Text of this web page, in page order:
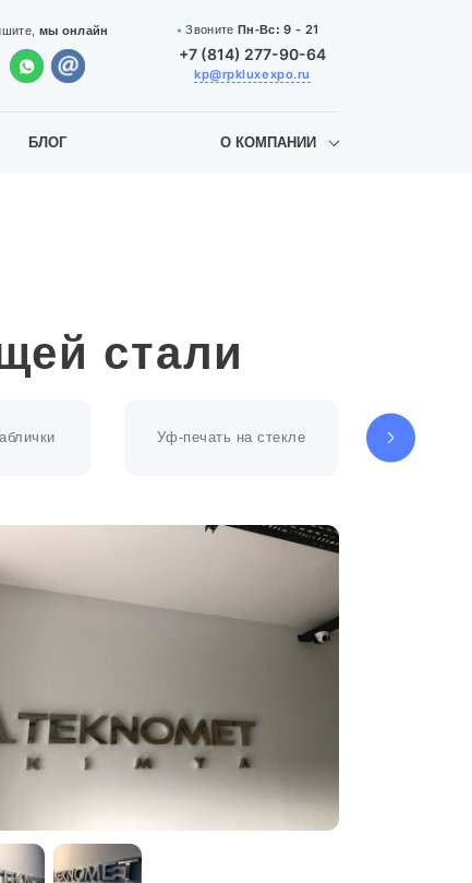
мы онлайн Звоните Пн-Вс:9 - 21
+7 (814) 277-90-64
kp@rpkluxexpo.ru
БЛОГ О КОМПАНИИ
стали
Уф-печать на стекле Уф-